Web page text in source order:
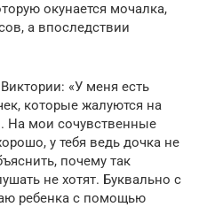
окунается мочалка,
а впоследствии
«У меня есть
которые жалуются на
На мои сочувственные
у тебя ведь дочка не
почему так
не хотят. Буквально с
ребенка с помощью